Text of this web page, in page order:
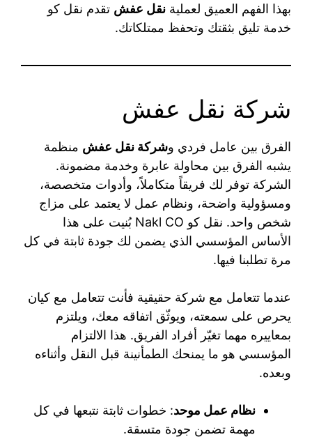
بهذا الفهم العميق لعملية نقل عفش تقدم نقل كو
خدمة تليق بثقتك وتحفظ ممتلكاتك.
شركة نقل عفش
الفرق بين عامل فردي وشركة نقل عفش منظمة
يشبه الفرق بين محاولة عابرة وخدمة مضمونة.
الشركة توفر لك فريقاً متكاملاً، وأدوات متخصصة،
ومسؤولية واضحة، ونظام عمل لا يعتمد على مزاج
شخص واحد. نقل كو Nakl CO بُنيت على هذا
الأساس المؤسسي الذي يضمن لك جودة ثابتة في كل
مرة تطلبنا فيها.
عندما تتعامل مع شركة حقيقية فأنت تتعامل مع كيان
يحرص على سمعته، ويوثّق اتفاقه معك، ويلتزم
بمعاييره مهما تغيّر أفراد الفريق. هذا الالتزام
المؤسسي هو ما يمنحك الطمأنينة قبل النقل وأثناءه
وبعده.
نظام عمل موحد: خطوات ثابتة نتبعها في كل
مهمة تضمن جودة متسقة.